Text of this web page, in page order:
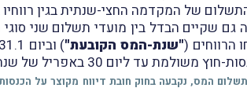
של המקדמה החצי-שנתית בגין רווחיו
גם שקיים הבדל בין מועדי תשלום שני
"שנת-המס הקובעת") וביום 31.1 של שנת-המס שלאחַר שנת-המס הקובעת (
עד ליום 30 באפריל של שנת-המס העוקבת.
המס, נקבעה בחוק חובת דיווח מקוצר על